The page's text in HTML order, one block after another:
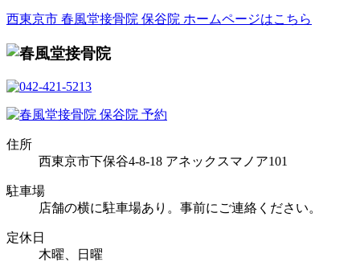
西東京市 春風堂接骨院 保谷院 ホームページはこちら
住所
西東京市下保谷4-8-18 アネックスマノア101
駐車場
店舗の横に駐車場あり。事前にご連絡ください。
定休日
木曜、日曜